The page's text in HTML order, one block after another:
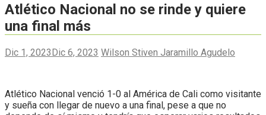
Atlético Nacional no se rinde y quiere
una final más
Dic 1, 2023Dic 6, 2023 Wilson Stiven Jaramillo Agudelo
Atlético Nacional venció 1-0 al América de Cali como visitante
y sueña con llegar de nuevo a una final, pese a que no